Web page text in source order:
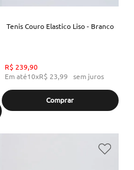
Tenis Couro Elastico Liso - Branco
R$ 239,90
Em até10xR$ 23,99 sem juros
Comprar